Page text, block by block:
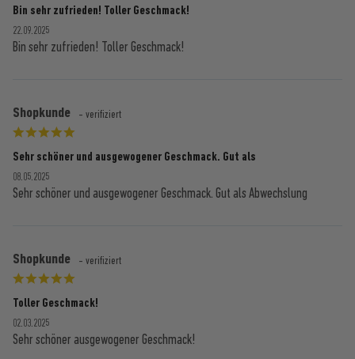
Bin sehr zufrieden! Toller Geschmack!
22.09.2025
Bin sehr zufrieden! Toller Geschmack!
Shopkunde - verifiziert
Sehr schöner und ausgewogener Geschmack. Gut als
08.05.2025
Sehr schöner und ausgewogener Geschmack. Gut als Abwechslung
Shopkunde - verifiziert
Toller Geschmack!
02.03.2025
Sehr schöner ausgewogener Geschmack!